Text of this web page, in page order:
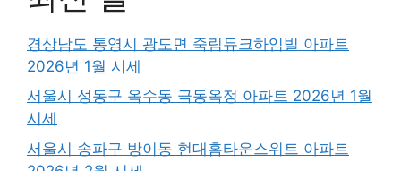
경상남도 통영시 광도면 죽림듀크하임빌 아파트
2026년 1월 시세
서울시 성동구 옥수동 극동옥정 아파트 2026년 1월
시세
서울시 송파구 방이동 현대홈타운스위트 아파트